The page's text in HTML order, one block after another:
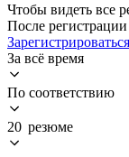
Чтобы видеть все
После
Зарегистрироваться
За всё время
По соответствию
20 резюме